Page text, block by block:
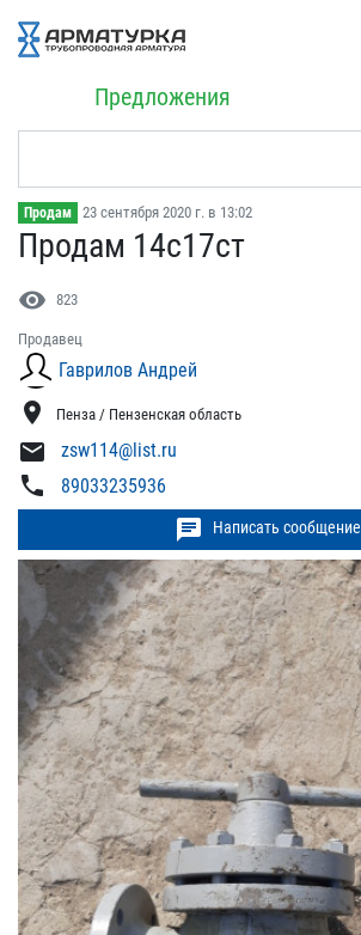
Предложения
Продам 23 сентября 2020 г. в 13:02
Продам 14с17ст
visibility 823
Продавец
Гаврилов Андрей
location_on Пенза / Пензенская область
mail zsw114@list.ru
phone 89033235936
chat Написать сообщение